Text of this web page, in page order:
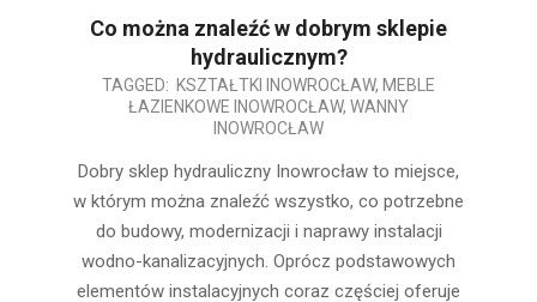
Co można znaleźć w dobrym sklepie
hydraulicznym?
2026-TAGGED: KSZTAŁTKI INOWROCŁAW, MEBLE
ŁAZIENKOWE INOWROCŁAW, WANNY
INOWROCŁAW
Dobry sklep hydrauliczny Inowrocław to miejsce,
w którym można znaleźć wszystko, co potrzebne
do budowy, modernizacji i naprawy instalacji
wodno-kanalizacyjnych. Oprócz podstawowych
elementów instalacyjnych coraz częściej oferuje